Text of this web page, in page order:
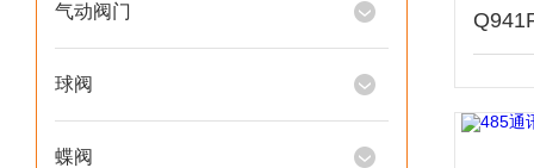
气动阀门
球阀
蝶阀